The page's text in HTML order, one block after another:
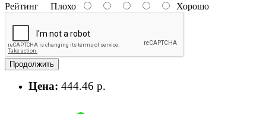
Рейтинг Плохо Хорошо
Продолжить
Цена: 444.46 р.